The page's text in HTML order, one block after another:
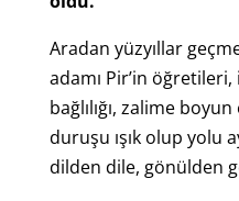
Aradan yüzyıllar
adamı Pir’in
bağlılığı, zalime
duruşu ışık olup yolu
dilden dile, gönülden